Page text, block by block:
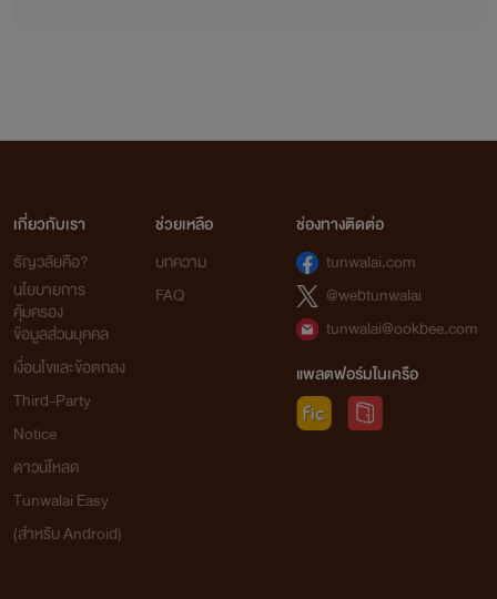
เกี่ยวกับเรา
ธัญวลัยคือ?
นโยบายการ
คุ้มครอง
ข้อมูลส่วนบุคคล
เงื่อนไขและข้อตกลง
Third-Party
Notice
ดาวน์โหลด
Tunwalai Easy
(สำหรับ Android)
ช่วยเหลือ
บทความ
FAQ
ช่องทางติดต่อ
tunwalai.com
@webtunwalai
tunwalai@ookbee.com
แพลตฟอร์มในเครือ